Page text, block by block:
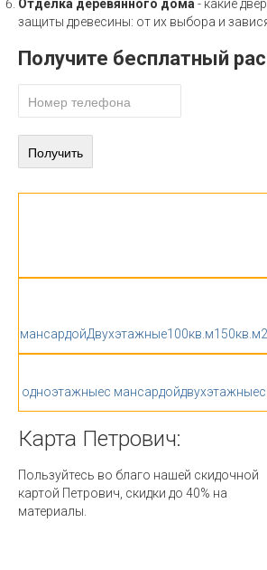
Отделка деревянного дома - какие
защиты древесины: от их выбора и
Получите бесплатный
мансардойДвухэтажные100кв.м150кв.м
одноэтажныес мансардойдвухэтажные
Карта Петрович:
Пользуйтесь во благо нашей скидочной
картой Петрович, скидки до 40% на
материалы.